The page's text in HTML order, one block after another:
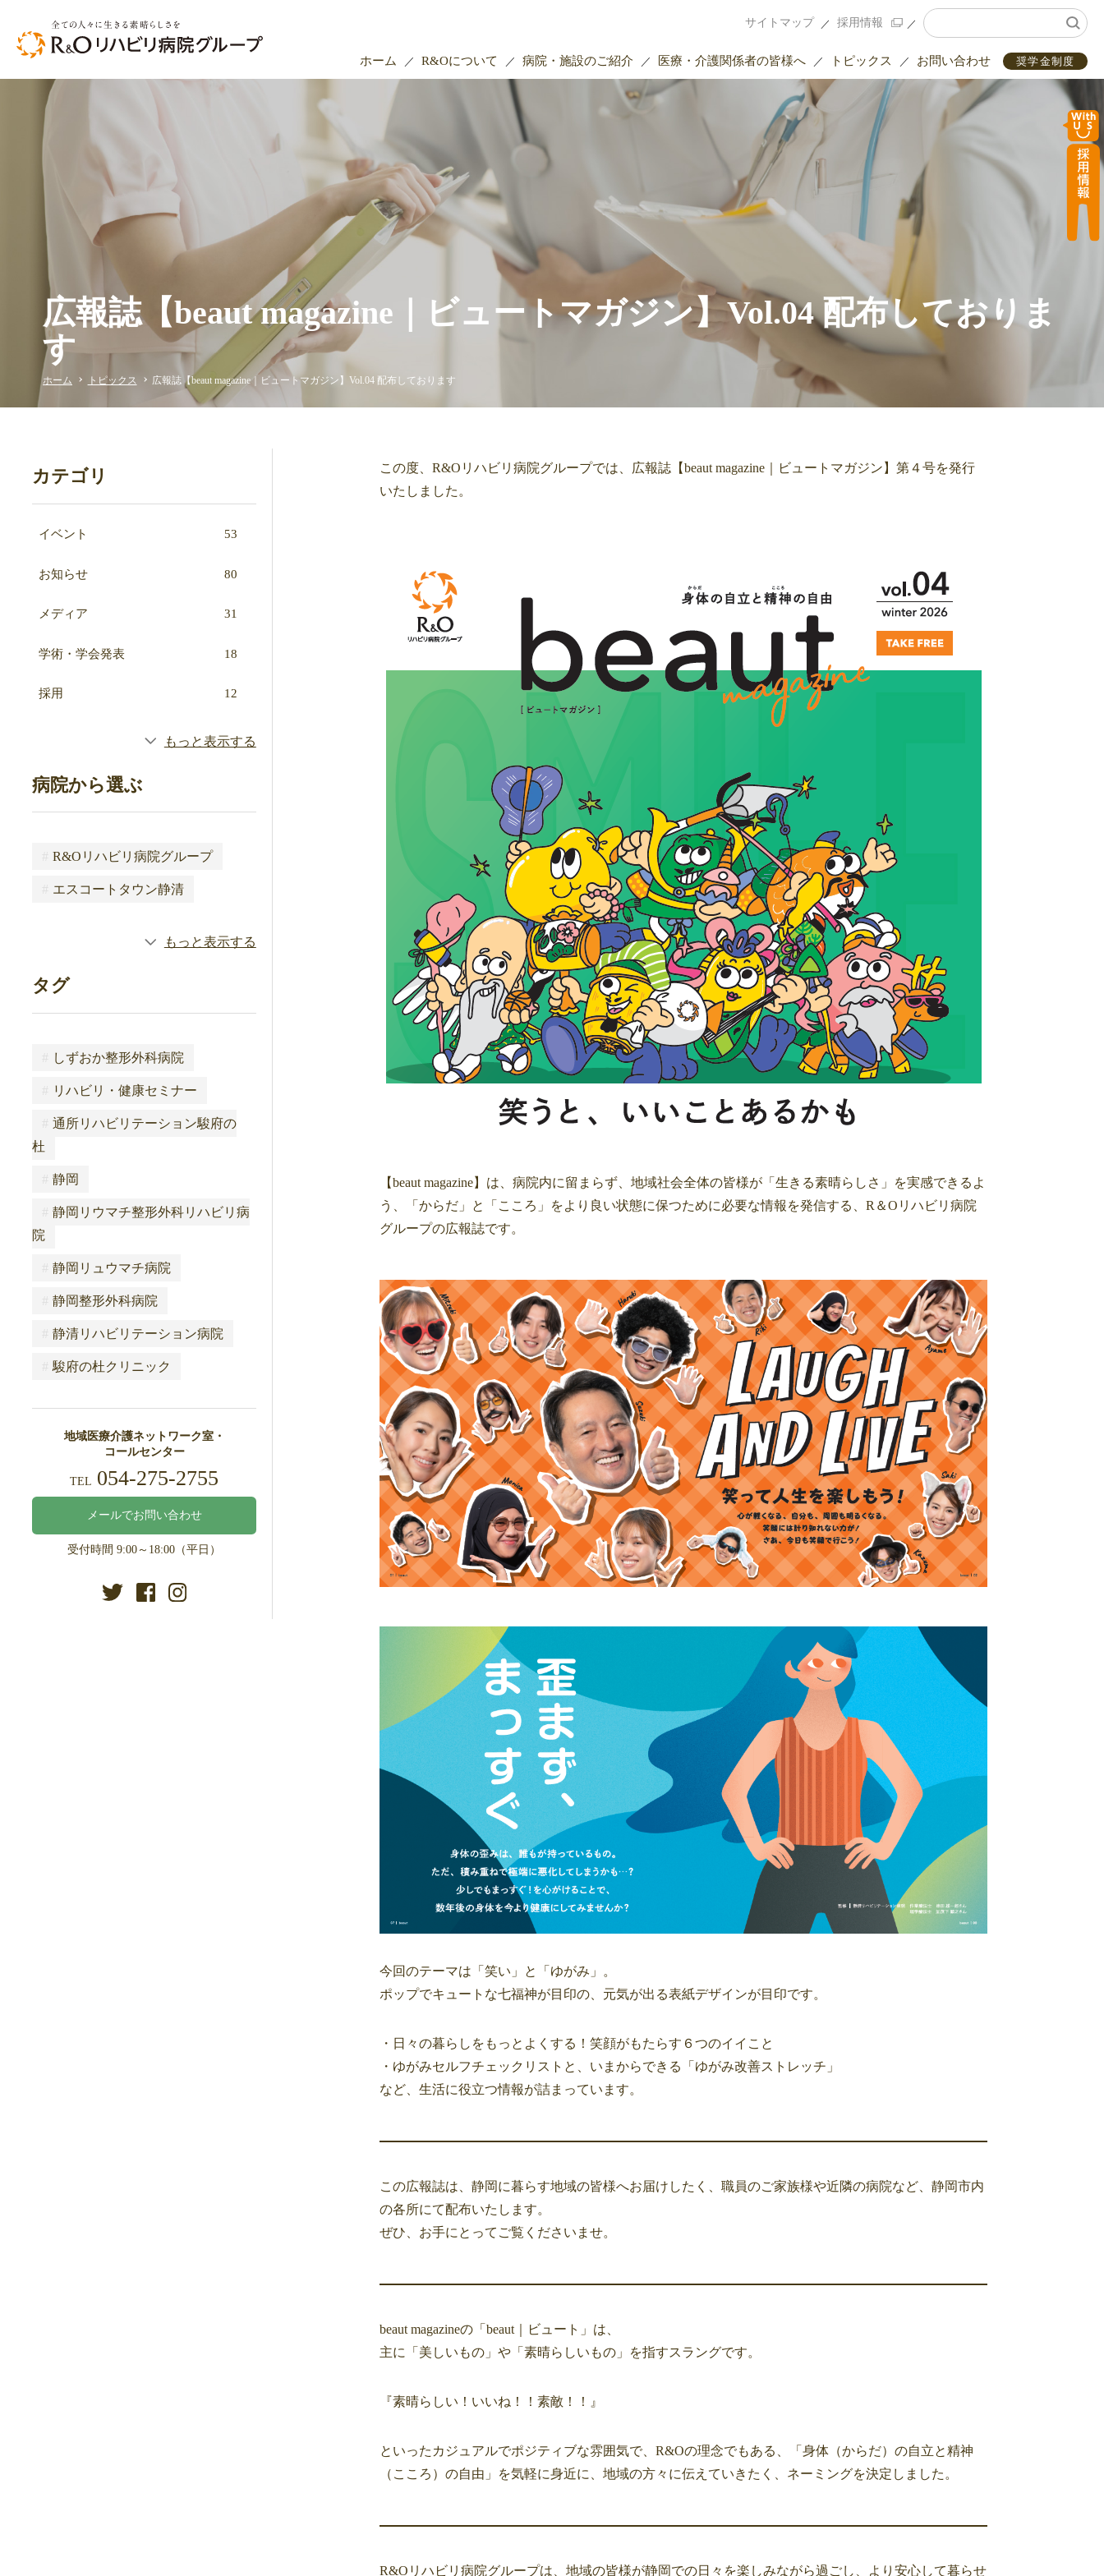
ホーム R&Oについて 病院・施設のご紹介 医療・介護関係者の皆様へ トピックス お問い合わせ 奨学金制度
サイトマップ 採用情報
広報誌【beaut magazine｜ビュートマガジン】Vol.04 配布しておりま
す
ホーム トピックス 広報誌【beaut magazine｜ビュートマガジン】Vol.04 配布しております
カテゴリ
イベント 53
お知らせ 80
メディア 31
学術・学会発表 18
採用 12
もっと表示する
病院から選ぶ
R&Oリハビリ病院グループ
エスコートタウン静清
もっと表示する
タグ
しずおか整形外科病院
リハビリ・健康セミナー
通所リハビリテーション駿府の
杜
静岡
静岡リウマチ整形外科リハビリ病
院
静岡リュウマチ病院
静岡整形外科病院
静清リハビリテーション病院
駿府の杜クリニック
地域医療介護ネットワーク室・
コールセンター
TEL 054-275-2755
メールでお問い合わせ
受付時間 9:00～18:00（平日）
この度、R&Oリハビリ病院グループでは、広報誌【beaut magazine｜ビュートマガジン】第４号を発行
いたしました。
【beaut magazine】は、病院内に留まらず、地域社会全体の皆様が「生きる素晴らしさ」を実感できるよ
う、「からだ」と「こころ」をより良い状態に保つために必要な情報を発信する、R＆Oリハビリ病院
グループの広報誌です。
今回のテーマは「笑い」と「ゆがみ」。
ポップでキュートな七福神が目印の、元気が出る表紙デザインが目印です。
・日々の暮らしをもっとよくする！笑顔がもたらす６つのイイこと
・ゆがみセルフチェックリストと、いまからできる「ゆがみ改善ストレッチ」
など、生活に役立つ情報が詰まっています。
この広報誌は、静岡に暮らす地域の皆様へお届けしたく、職員のご家族様や近隣の病院など、静岡市内
の各所にて配布いたします。
ぜひ、お手にとってご覧くださいませ。
beaut magazineの「beaut｜ビュート」は、
主に「美しいもの」や「素晴らしいもの」を指すスラングです。
『素晴らしい！いいね！！素敵！！』
といったカジュアルでポジティブな雰囲気で、R&Oの理念でもある、「身体（からだ）の自立と精神
（こころ）の自由」を気軽に身近に、地域の方々に伝えていきたく、ネーミングを決定しました。
R&Oリハビリ病院グループは、地域の皆様が静岡での日々を楽しみながら過ごし、より安心して暮らせ